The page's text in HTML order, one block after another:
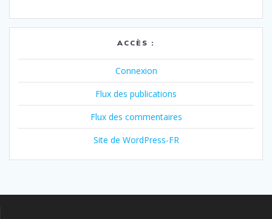
ACCÈS :
Connexion
Flux des publications
Flux des commentaires
Site de WordPress-FR